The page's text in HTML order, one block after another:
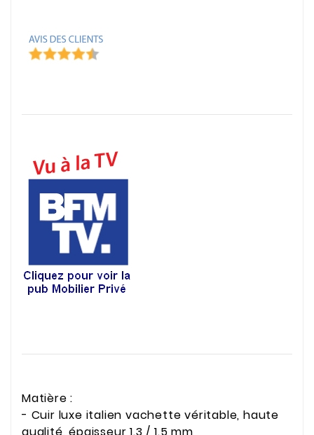
Matière :
- Cuir luxe italien vachette véritable, haute
qualité, épaisseur 1.3 / 1.5 mm